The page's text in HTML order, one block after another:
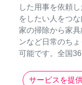
した用事を依頼
をしたい人をつ
家の掃除から家
ンなど日常のち
可能です。全国
サービスを提